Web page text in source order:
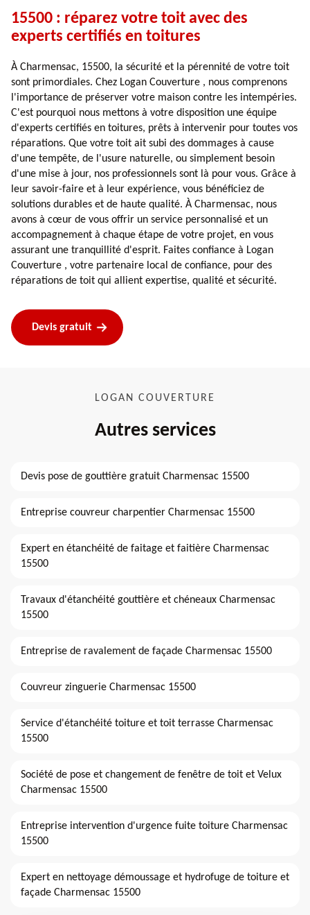
15500 : réparez votre toit avec des
experts certifiés en toitures
À Charmensac, 15500, la sécurité et la pérennité de votre toit
sont primordiales. Chez Logan Couverture , nous comprenons
l'importance de préserver votre maison contre les intempéries.
C'est pourquoi nous mettons à votre disposition une équipe
d'experts certifiés en toitures, prêts à intervenir pour toutes vos
réparations. Que votre toit ait subi des dommages à cause
d'une tempête, de l'usure naturelle, ou simplement besoin
d'une mise à jour, nos professionnels sont là pour vous. Grâce à
leur savoir-faire et à leur expérience, vous bénéficiez de
solutions durables et de haute qualité. À Charmensac, nous
avons à cœur de vous offrir un service personnalisé et un
accompagnement à chaque étape de votre projet, en vous
assurant une tranquillité d'esprit. Faites confiance à Logan
Couverture , votre partenaire local de confiance, pour des
réparations de toit qui allient expertise, qualité et sécurité.
Devis gratuit
LOGAN COUVERTURE
Autres services
Devis pose de gouttière gratuit Charmensac 15500
Entreprise couvreur charpentier Charmensac 15500
Expert en étanchéité de faitage et faitière Charmensac
15500
Travaux d'étanchéité gouttière et chéneaux Charmensac
15500
Entreprise de ravalement de façade Charmensac 15500
Couvreur zinguerie Charmensac 15500
Service d'étanchéité toiture et toit terrasse Charmensac
15500
Société de pose et changement de fenêtre de toit et Velux
Charmensac 15500
Entreprise intervention d'urgence fuite toiture Charmensac
15500
Expert en nettoyage démoussage et hydrofuge de toiture et
façade Charmensac 15500